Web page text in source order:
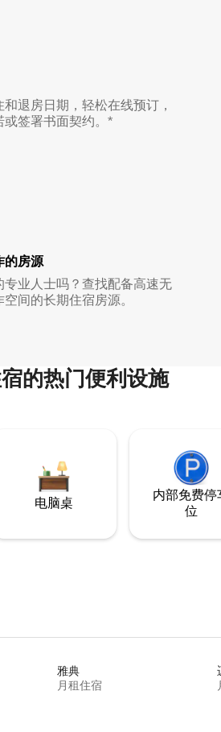
退房日期，轻松在线预订，
签署书面契约。*
的房源
业人士吗？查找配备高速无
间的长期住宿房源。
的热门便利设施
电脑桌
内部免费停
位
雅典
月租住宿